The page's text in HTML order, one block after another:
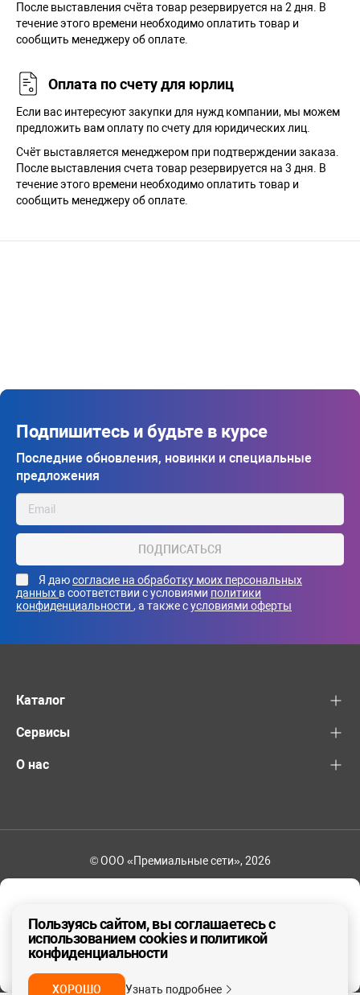
ДА, ВЕРНО
После выставления счёта товар резервируется на 2 дня. В
течение этого времени необходимо оплатить товар и
сообщить менеджеру об оплате.
Оплата по счету для юрлиц
Если вас интересуют закупки для нужд компании, мы можем
предложить вам оплату по счету для юридических лиц.
Счёт выставляется менеджером при подтверждении заказа.
После выставления счета товар резервируется на 3 дня. В
течение этого времени необходимо оплатить товар и
сообщить менеджеру об оплате.
Подпишитесь и будьте в курсе
Последние обновления, новинки и специальные
предложения
ПОДПИСАТЬСЯ
Я даюсогласие на обработку моих персональных
данных в соответствии с условиями политики
конфиденциальности , а также сусловиями оферты
Каталог
Сервисы
О нас
© ООО «Премиальные сети», 2026
Пользуясь сайтом, вы соглашаетесь с
использованием cookies и политикой
конфиденциальности
ХОРОШО Узнать подробнее